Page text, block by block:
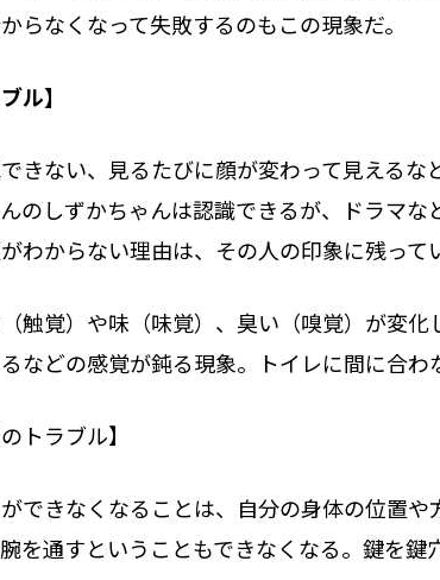
らなくなって失敗するのもこの現象だ。
ル】
きない、見るたびに顔が変わって見える
のしずかちゃんは認識できるが、ドラマ
わからない理由は、その人の印象に残っ
触覚）や味（味覚）、臭い（嗅覚）が変
などの感覚が鈍る現象。トイレに間に合
トラブル】
できなくなることは、自分の身体の位置
を通すということもできなくなる。鍵を